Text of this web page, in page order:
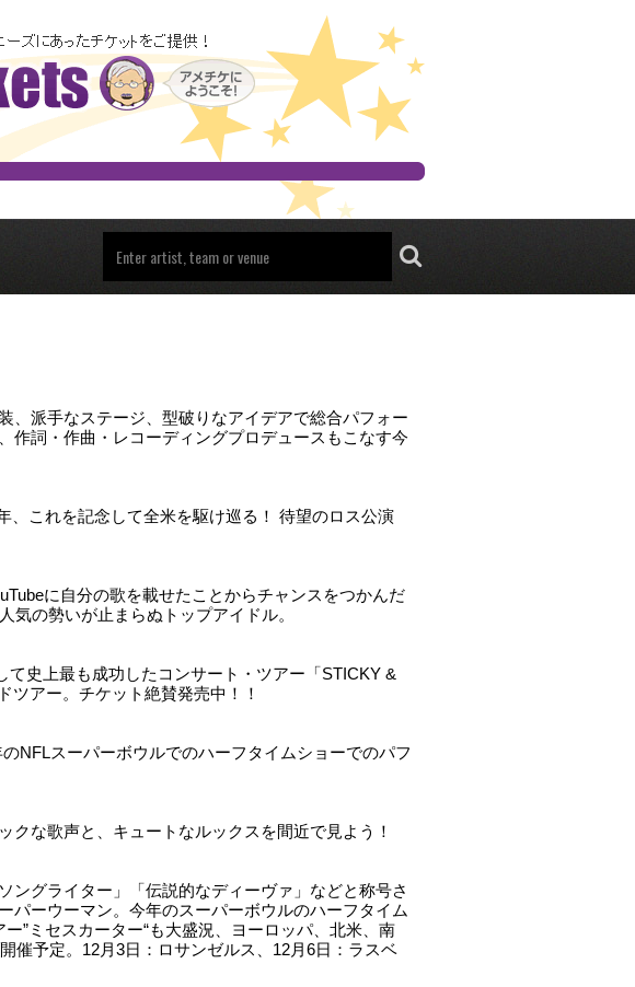
、派手なステージ、型破りなアイデアで総合パフォー
作詞・作曲・レコーディングプロデュースもこなす今
、これを記念して全米を駆け巡る！ 待望のロス公演
に自分の歌を載せたことからチャンスをつかんだ
気の勢いが止まらぬトップアイドル。
史上最も成功したコンサート・ツアー「STICKY &
ツアー。チケット絶賛発売中！！
NFLスーパーボウルでのハーフタイムショーでのパフ
な歌声と、キュートなルックスを間近で見よう！
ングライター」「伝説的なディーヴァ」などと称号さ
パーウーマン。今年のスーパーボウルのハーフタイム
”ミセスカーター“も大盛況、ヨーロッパ、北米、南
催予定。12月3日：ロサンゼルス、12月6日：ラスベ